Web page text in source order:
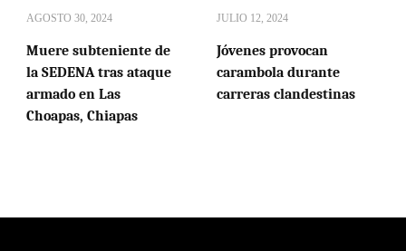
AGOSTO 30, 2024
Muere subteniente de
la SEDENA tras ataque
armado en Las
Choapas, Chiapas
JULIO 12, 2024
Jóvenes provocan
carambola durante
carreras clandestinas